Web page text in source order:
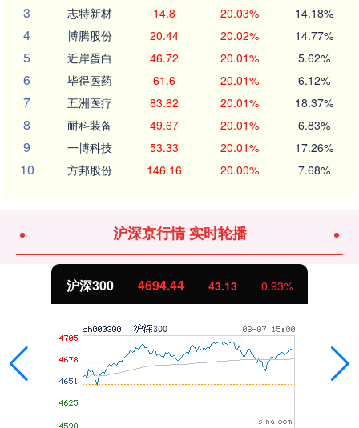
3 志特新材 14.8 20.03% 14.18%
4 博腾股份 20.44 20.02% 14.77%
5 近岸蛋白 46.72 20.01% 5.62%
6 毕得医药 61.6 20.01% 6.12%
7 五洲医疗 83.62 20.01% 18.37%
8 耐科装备 49.67 20.01% 6.83%
9 一博科技 53.33 20.01% 17.26%
10 方邦股份 146.16 20.00% 7.68%
沪深京行情 实时轮播
沪深300 4694.44 43.13 0.93%